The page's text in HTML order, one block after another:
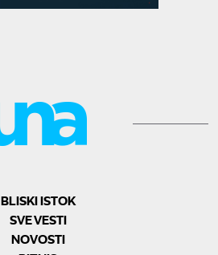
BLISKI ISTOK
SVE VESTI
NOVOSTI